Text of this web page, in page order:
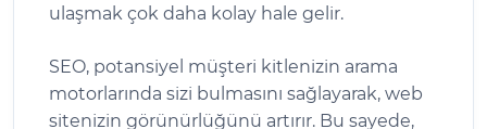
ulaşmak çok daha kolay hale gelir.
SEO, potansiyel müşteri kitlenizin arama
motorlarında sizi bulmasını sağlayarak, web
sitenizin görünürlüğünü artırır. Bu sayede,